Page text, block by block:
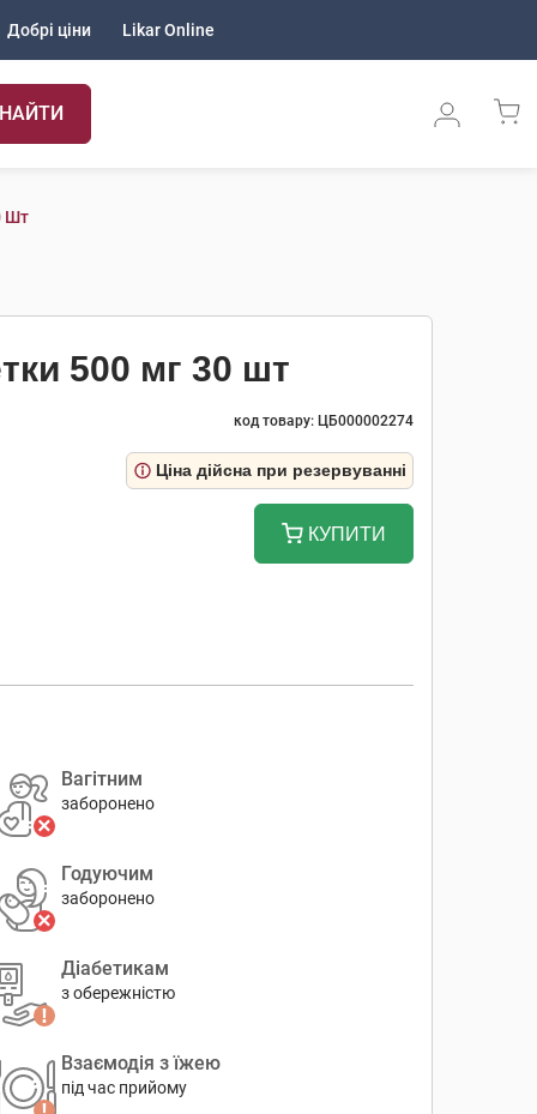
Добрі ціни Likar Online
Шт
500 мг 30 шт
код товару: ЦБ000002274
Ціна дійсна при резервуванні
КУПИТИ
Вагітним
заборонено
Годуючим
заборонено
Діабетикам
з обережністю
Взаємодія з їжею
під час прийому